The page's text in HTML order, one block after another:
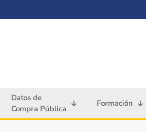
Datos de
Compra Pública
Formación